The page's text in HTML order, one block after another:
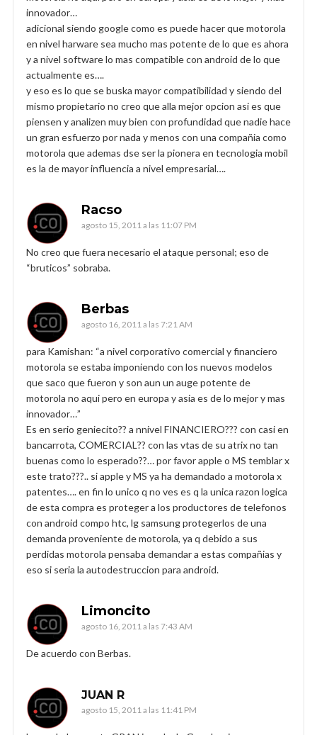
innovador…
adicional siendo google como es puede hacer que motorola
en nivel harware sea mucho mas potente de lo que es ahora
y a nivel software lo mas compatible con android de lo que
actualmente es….
y eso es lo que se buska mayor compatibilidad y siendo del
mismo propietario no creo que alla mejor opcion asi es que
piensen y analizen muy bien con profundidad que nadie hace
un gran esfuerzo por nada y menos con una compañia como
motorola que ademas dse ser la pionera en tecnologia mobil
es la de mayor influencia a nivel empresarial….
Racso
agosto 15, 2011 a las 11:07 PM
No creo que fuera necesario el ataque personal; eso de
“bruticos” sobraba.
Berbas
agosto 16, 2011 a las 7:21 AM
para Kamishan: “a nivel corporativo comercial y financiero
motorola se estaba imponiendo con los nuevos modelos
que saco que fueron y son aun un auge potente de
motorola no aqui pero en europa y asia es de lo mejor y mas
innovador…”
Es en serio geniecito?? a nnivel FINANCIERO??? con casi en
bancarrota, COMERCIAL?? con las vtas de su atrix no tan
buenas como lo esperado??… por favor apple o MS temblar x
este trato???.. si apple y MS ya ha demandado a motorola x
patentes…. en fin lo unico q no ves es q la unica razon logica
de esta compra es proteger a los productores de telefonos
con android compo htc, lg samsung protegerlos de una
demanda proveniente de motorola, ya q debido a sus
perdidas motorola pensaba demandar a estas compañias y
eso si seria la autodestruccion para android.
Limoncito
agosto 16, 2011 a las 7:43 AM
De acuerdo con Berbas.
JUAN R
agosto 15, 2011 a las 11:41 PM